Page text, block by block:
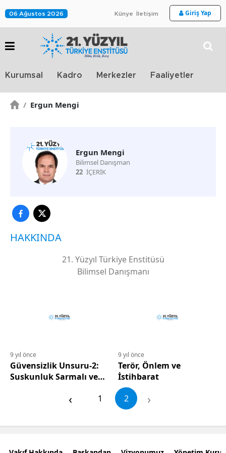
06 Ağustos 2026 Künye İletişim Giriş Yap
Kurumsal Kadro Merkezler Faaliyetler
/ Ergun Mengi
Ergun Mengi
Bilimsel Danışman
22 İÇERİK
HAKKINDA
21. Yüzyıl Türkiye Enstitüsü
Bilimsel Danışmanı
9 yıl önce
Güvensizlik Unsuru-2:
Suskunluk Sarmalı ve
9 yıl önce
Terör, Önlem ve
İstihbarat
‹ 1 2 ›